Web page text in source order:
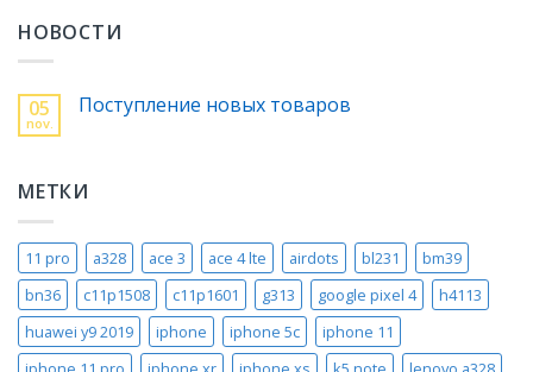
НОВОСТИ
05
nov.
Поступление новых товаров
МЕТКИ
11 pro a328 ace 3 ace 4 lte airdots bl231
bm39
bn36
c11p1508 c11p1601 g313 google pixel 4
h4113
huawei y9 2019
iphone iphone 5c
iphone 11